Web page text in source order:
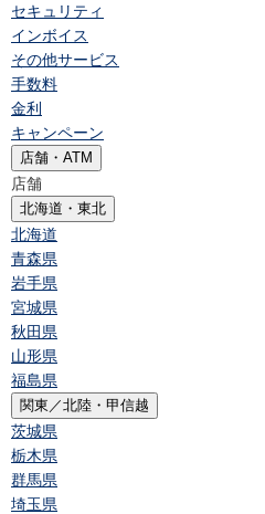
セキュリティ
インボイス
その他サービス
手数料
金利
キャンペーン
店舗・ATM
店舗
北海道・東北
北海道
青森県
岩手県
宮城県
秋田県
山形県
福島県
関東／北陸・甲信越
茨城県
栃木県
群馬県
埼玉県